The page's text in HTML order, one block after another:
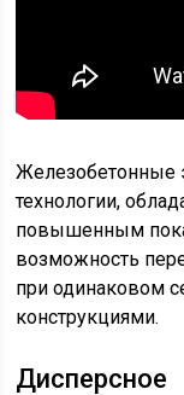
Железобетонные
технологии,
повышенным
возможность
при одинаковом
конструкциями.
Дисперсное